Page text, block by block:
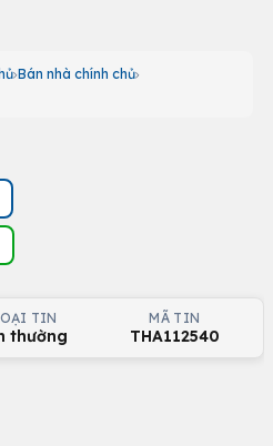
Bán nhà chính chủ
TIN
thường
MÃ TIN
THA112540